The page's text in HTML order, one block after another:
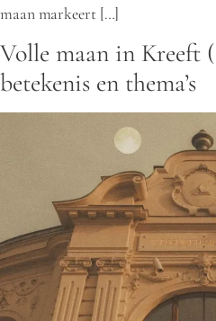
maan markeert […]
Volle maan in Kreeft
betekenis en thema’s